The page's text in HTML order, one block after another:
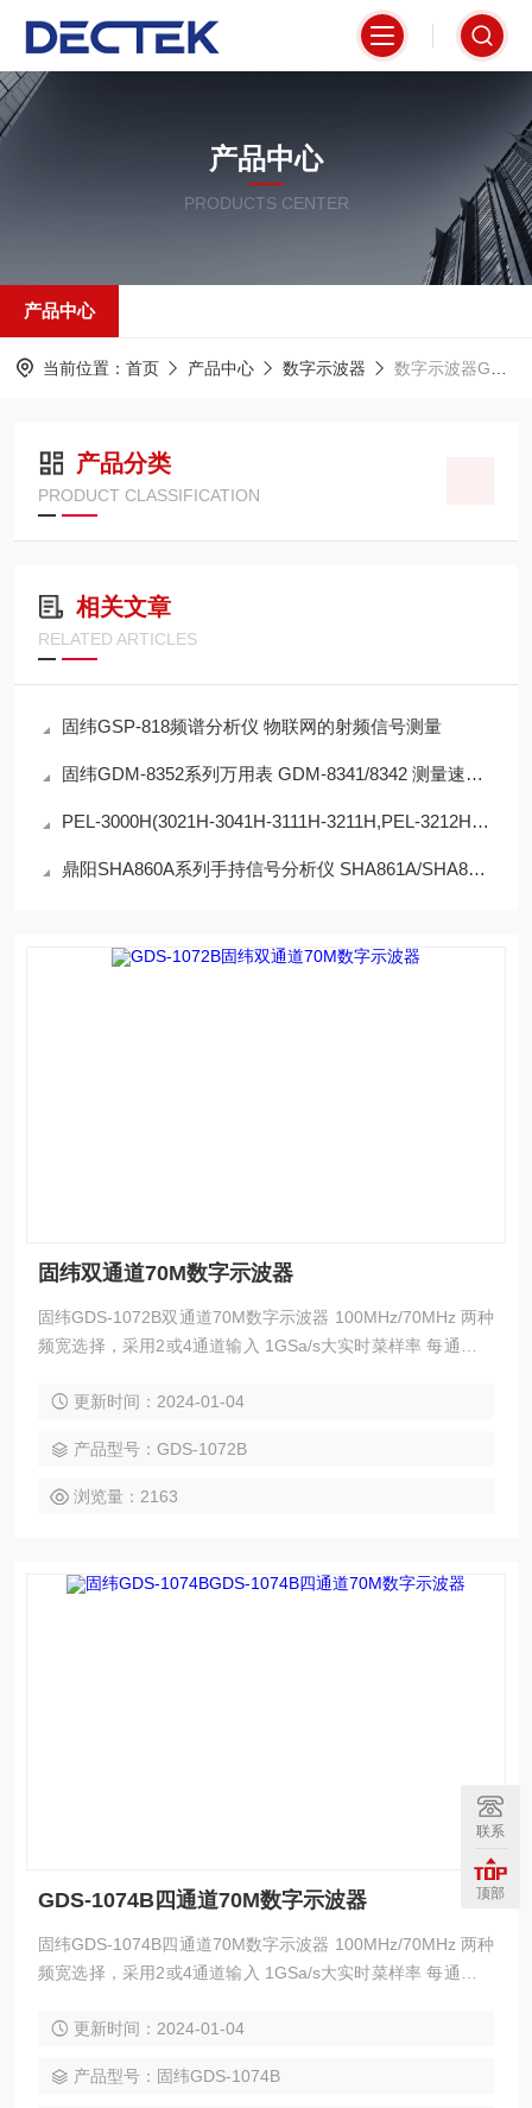
产品中心
PRODUCTS CENTER
产品中心
当前位置： 首页 产品中心 数字示波器 数字示波器GDS-1000B系列
产品分类
PRODUCT CLASSIFICATION
相关文章
RELATED ARTICLES
固纬GSP-818频谱分析仪 物联网的射频信号测量
固纬GDM-8352系列万用表 GDM-8341/8342 测量速度可选择，最高320读值/每秒
PEL-3000H(3021H-3041H-3111H-3211H,PEL-3212H-3323H-3424H-3535H-3322H
鼎阳SHA860A系列手持信号分析仪 SHA861A/SHA862A 实时分析带宽最大110 MHz
固纬双通道70M数字示波器
固纬GDS-1072B双通道70M数字示波器 100MHz/70MHz 两种
频宽选择，采用2或4通道输入 1GSa/s大实时菜样率 每通道大
阶显示功能，可强化波形之表现 1Mpts FFT频域信号显示表现
率大每秒110,000次
更新时间：2024-01-04
产品型号：GDS-1072B
浏览量：2163
GDS-1074B四通道70M数字示波器
固纬GDS-1074B四通道70M数字示波器 100MHz/70MHz 两种
频宽选择，采用2或4通道输入 1GSa/s大实时菜样率 每通道大
阶显示功能，可强化波形之表现 1Mpts FFT频域信号显示表现
率大每秒110,000次
更新时间：2024-01-04
产品型号：固纬GDS-1074B
联系
顶部